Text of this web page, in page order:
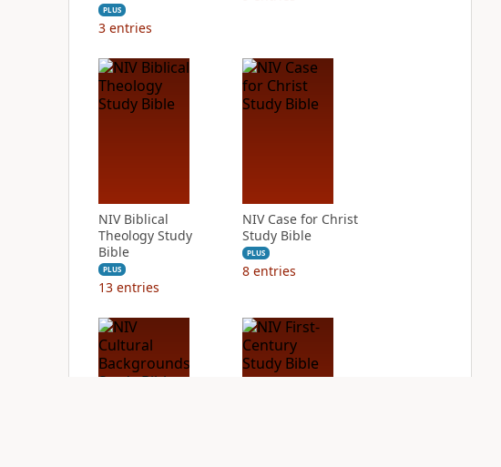
PLUS
3 entries
NIV Biblical
Theology Study
Bible
PLUS
13 entries
NIV Case for Christ
Study Bible
PLUS
8 entries